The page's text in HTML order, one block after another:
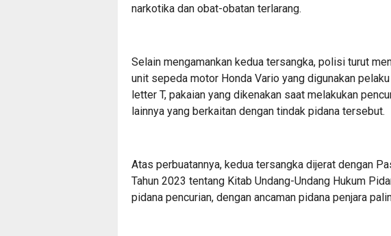
narkotika dan obat-obatan terlarang.
Selain mengamankan kedua tersangka, polisi turut
unit sepeda motor Honda Vario yang digunakan
letter T, pakaian yang dikenakan saat melakukan
lainnya yang berkaitan dengan tindak pidana tersebut.
Atas perbuatannya, kedua tersangka dijerat dengan
Tahun 2023 tentang Kitab Undang-Undang Hukum
pidana pencurian, dengan ancaman pidana penjara